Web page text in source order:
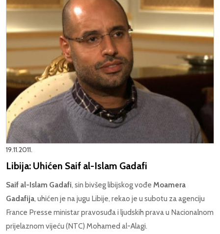
19.11.2011.
Libija: Uhićen Saif al-Islam Gadafi
Saif al-Islam Gadafi, sin bivšeg libijskog vođe Moamera
Gadafija, uhićen je na jugu Libije, rekao je u subotu za agenciju
France Presse ministar pravosuđa i ljudskih prava u Nacionalnom
prijelaznom vijeću (NTC) Mohamed al-Alagi.